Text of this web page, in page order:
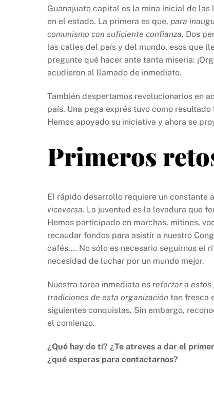
Guanajuato capital es la mina inicial de
en el estado. La primera es que, para
comunismo con suficiente confianza. Dos
las calles del país y del mundo, esos que
pregunte qué hacer ante tanta miseria:
acudieron al llamado de inmediato.
También despertamos revolucionarios en
país. Una pega exprés tuvo como
Hemos apoyado su iniciativa y ahora se
Primeros
El rápido desarrollo requiere un constante
viceversa. La juventud es la levadura que
Hemos participado en marchas, mítines,
recaudar fondos para asistir a nuestro
cafés,… No sólo es necesario seguirnos el
necesidad de luchar por un mundo mejor.
Nuestra tarea inmediata es reforzar a
tradiciones de esta organización tan fresca
siguientes conquistas. Sin embargo,
el comienzo.
¿Qué hay de ti? ¿Te atreves a dar el
¿qué esperas para contactarnos?